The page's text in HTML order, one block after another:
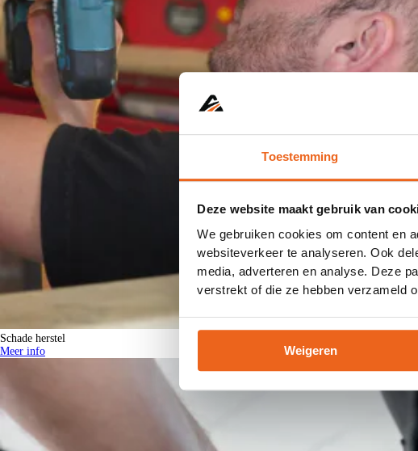
Toestemming
Deze website maakt gebruik van
We gebruiken cookies om content en
websiteverkeer te analyseren. Ook
media, adverteren en analyse. Deze
verstrekt of die ze hebben verzameld
Weigeren
Schade herstel
Meer info